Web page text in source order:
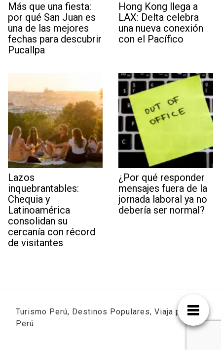
Más que una fiesta:
por qué San Juan es
una de las mejores
fechas para descubrir
Pucallpa
Hong Kong llega a
LAX: Delta celebra
una nueva conexión
con el Pacífico
Lazos
inquebrantables:
Chequia y
Latinoamérica
consolidan su
cercanía con récord
de visitantes
¿Por qué responder
mensajes fuera de la
jornada laboral ya no
debería ser normal?
Turismo Perú, Destinos Populares, Viaja por
Perú